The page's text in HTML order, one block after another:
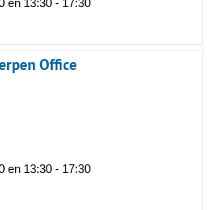
en 13:30 - 17:30
Office
en 13:30 - 17:30